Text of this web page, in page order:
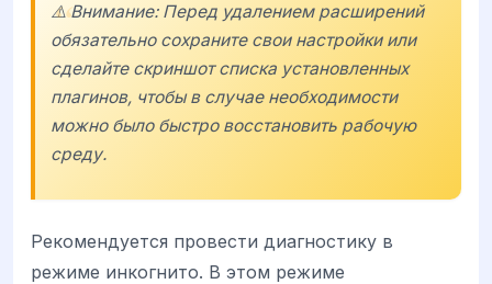
⚠️ Внимание: Перед удалением расширений
обязательно сохраните свои настройки или
сделайте скриншот списка установленных
плагинов, чтобы в случае необходимости
можно было быстро восстановить рабочую
среду.
Рекомендуется провести диагностику в
режиме инкогнито. В этом режиме